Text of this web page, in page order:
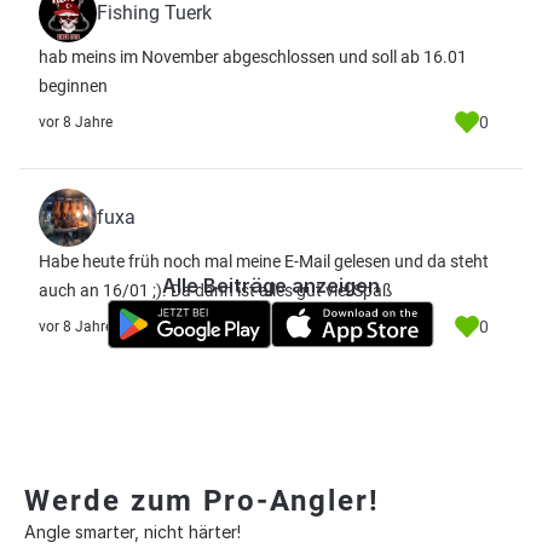
Fishing Tuerk
hab meins im November abgeschlossen und soll ab 16.01
beginnen
vor 8 Jahre 0
fuxa
Habe heute früh noch mal meine E-Mail gelesen und da steht
auch an 16/01 ;). Da dann ist alles gut viel Spaß
vor 8 Jahre 0
Alle Beiträge anzeigen
Werde zum Pro-Angler!
Angle smarter, nicht härter!